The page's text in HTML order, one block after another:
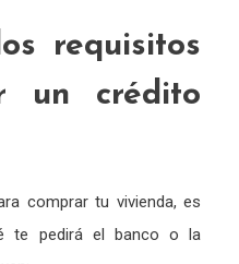
requisitos
un crédito
comprar tu vivienda, es
te pedirá el banco o la